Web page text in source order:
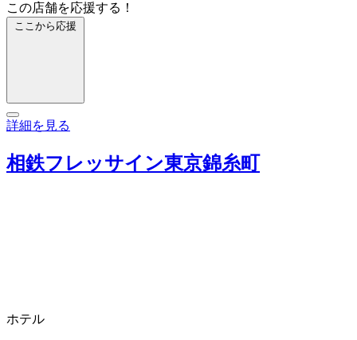
この店舗を応援する！
ここから応援
詳細を見る
相鉄フレッサイン東京錦糸町
ホテル